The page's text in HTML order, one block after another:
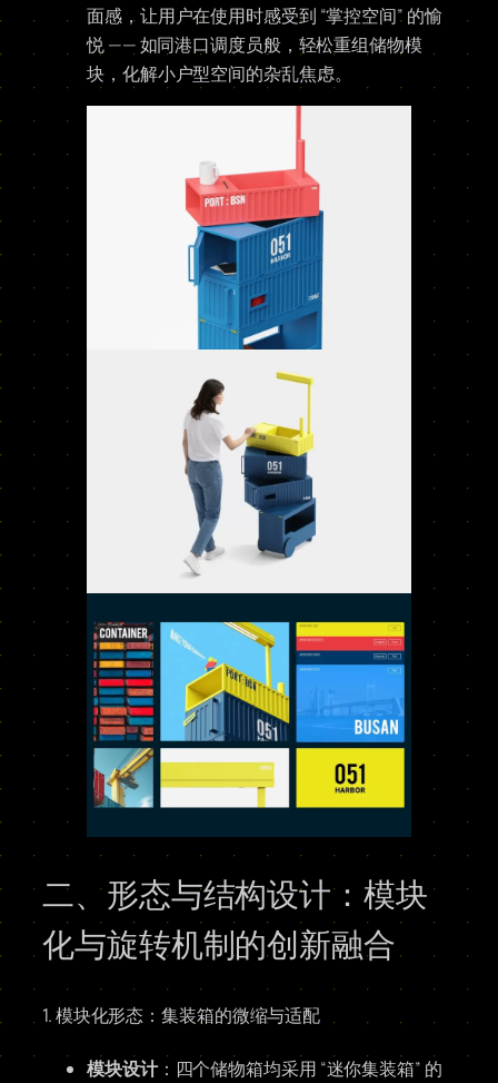
面感，让用户在使用时感受到 “掌控空间” 的愉
悦 —— 如同港口调度员般，轻松重组储物模
块，化解小户型空间的杂乱焦虑。
二、形态与结构设计：模块
化与旋转机制的创新融合
1. 模块化形态：集装箱的微缩与适配
模块设计：四个储物箱均采用 “迷你集装箱” 的